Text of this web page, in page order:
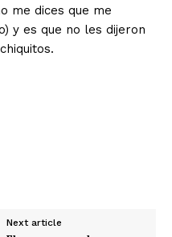
me dices que me
y es que no les dijeron
Next article